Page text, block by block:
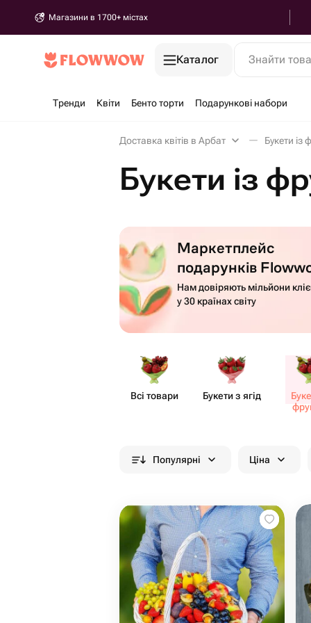
Магазини в 1700+ містах
Каталог Знайти
Тренди Квіти Бенто торти Подарункові набори
Доставка квітів в Арбат Букети із
Букети із
Маркетплейс
подарунків
Нам довіряють мільйони
у 30 країнах світу
Всі товари Букети з ягід
Популярні Ціна